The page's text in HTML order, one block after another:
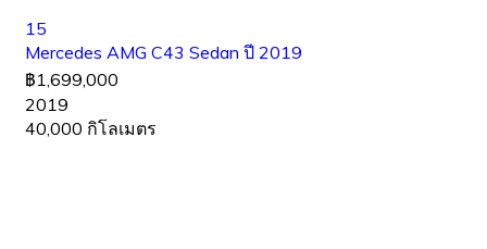
15
Mercedes AMG C43 Sedan ปี 2019
฿1,699,000
2019
40,000 กิโลเมตร